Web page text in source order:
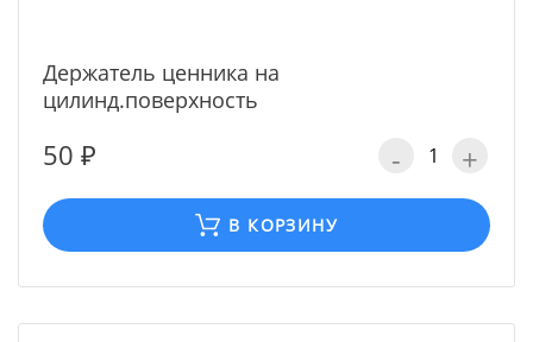
Держатель ценника на
цилинд.поверхность
50 ₽ - +
В КОРЗИНУ